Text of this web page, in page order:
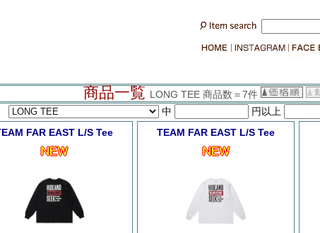
商品一覧 LONG TEE 商品数＝7件
中
円以上
FAR EAST L/S Tee
TEAM FAR EAST L/S Tee